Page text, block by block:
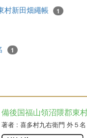
村新田畑繩帳 1
1
備後国福山領沼隈郡東
著者 : 喜多村九右衛門 外５名